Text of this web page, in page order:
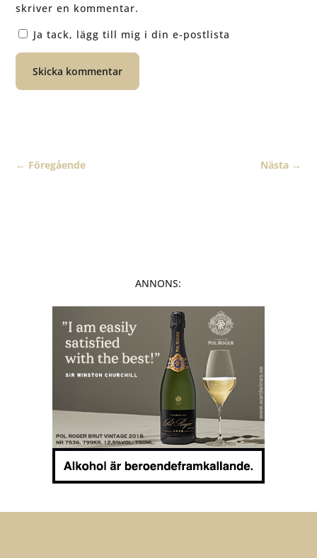
skriver en kommentar.
Ja tack, lägg till mig i din e-postlista
Skicka kommentar
← Föregående Nästa→
ANNONS: